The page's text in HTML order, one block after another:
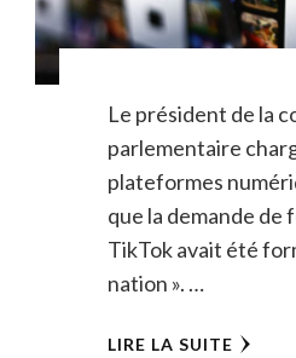
Le président de la
parlementaire
plateformes
que la demande de
TikTok avait été
nation ». …
LIRE LA SUITE